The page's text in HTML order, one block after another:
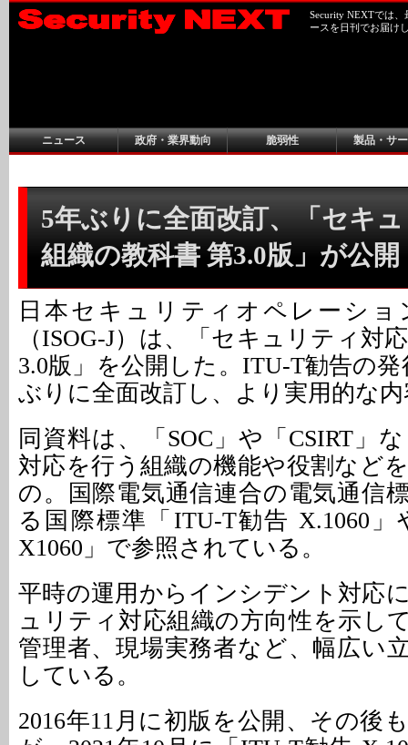
Security NEXTでは
ースを日刊でお届け
ニュース 政府・業界動向 脆弱性 製品・サ
5年ぶりに全面改訂、「セキ
組織の教科書 第3.0版」が公開
日本セキュリティオペレーショ
（ISOG-J）は、「セキュリティ対
3.0版」を公開した。ITU-T勧告の
ぶりに全面改訂し、より実用的な
同資料は、「SOC」や「CSIRT」
対応を行う組織の機能や役割など
の。国際電気通信連合の電気通信
る国際標準「ITU-T勧告 X.1060」
X1060」で参照されている。
平時の運用からインシデント対応
ュリティ対応組織の方向性を示し
管理者、現場実務者など、幅広い
している。
2016年11月に初版を公開、その後